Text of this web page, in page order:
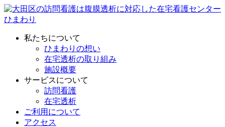
私たちについて
ひまわりの想い
在宅透析の取り組み
施設概要
サービスについて
訪問看護
在宅透析
ご利用について
アクセス